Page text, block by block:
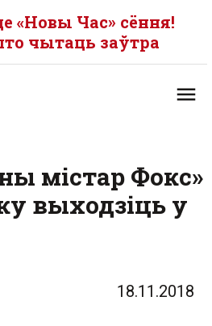
«Новы Час» сёння!
чытаць заўтра
містар Фокс»
выходзіць у
18.11.2018